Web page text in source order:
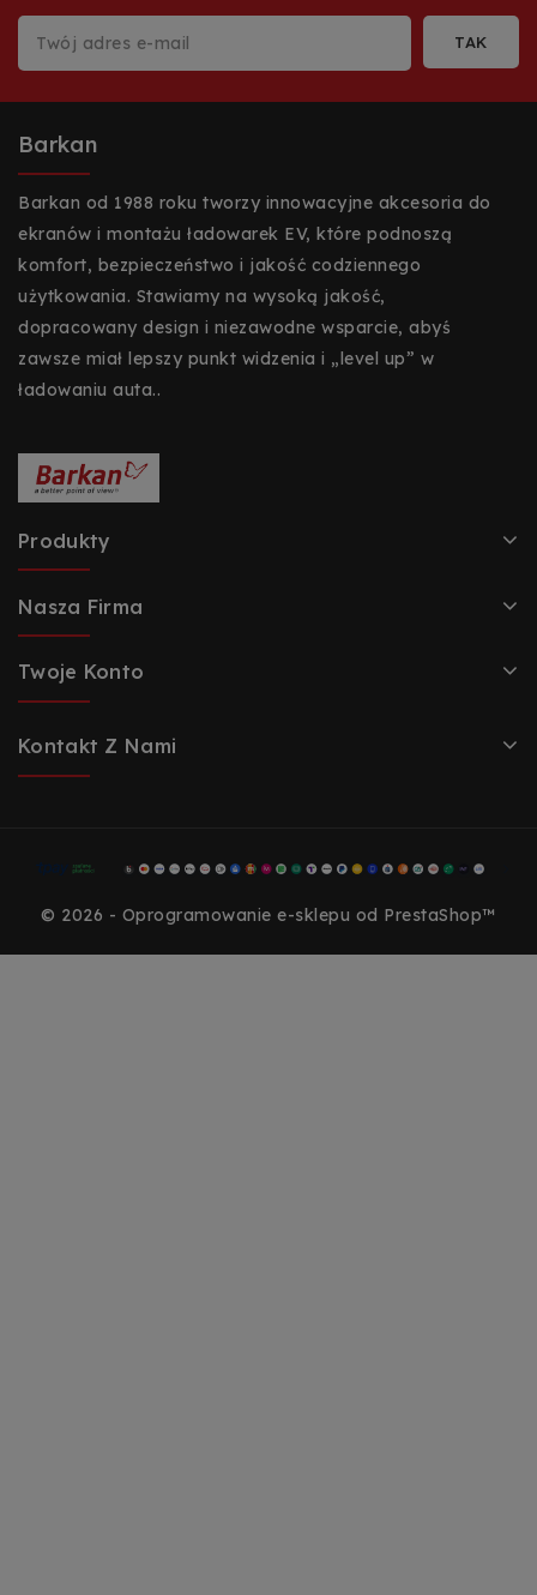
Barkan
Barkan od 1988 roku tworzy innowacyjne akcesoria do
ekranów i montażu ładowarek EV, które podnoszą
komfort, bezpieczeństwo i jakość codziennego
użytkowania. Stawiamy na wysoką jakość,
dopracowany design i niezawodne wsparcie, abyś
zawsze miał lepszy punkt widzenia i „level up” w
ładowaniu auta..
Produkty
Nasza Firma
Twoje Konto
Kontakt Z Nami
© 2026 - Oprogramowanie e-sklepu od PrestaShop™